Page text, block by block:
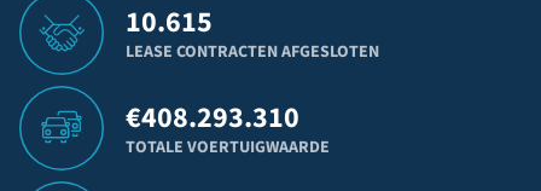
10.615
LEASE CONTRACTEN AFGESLOTEN
€408.293.310
TOTALE VOERTUIGWAARDE